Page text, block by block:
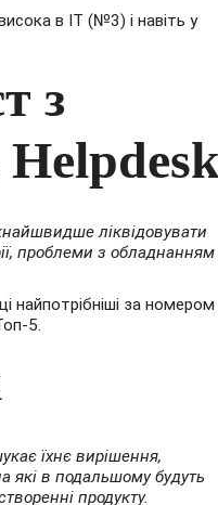
в IT (№3) і навіть у
з
ліквідовувати
проблеми з обладнанням
найпотрібніші за номером
5.
їхнє вирішення,
які в подальшому будуть
продукту.